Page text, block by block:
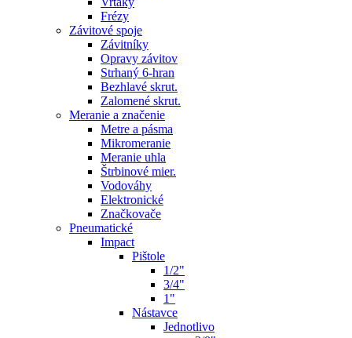
Frézy
Závitové spoje
Závitníky
Opravy závitov
Strhaný 6-hran
Bezhlavé skrut.
Zalomené skrut.
Meranie a značenie
Metre a pásma
Mikromeranie
Meranie uhla
Štrbinové mier.
Vodováhy
Elektronické
Značkovače
Pneumatické
Impact
Pištole
1/2"
3/4"
1"
Nástavce
Jednotlivo